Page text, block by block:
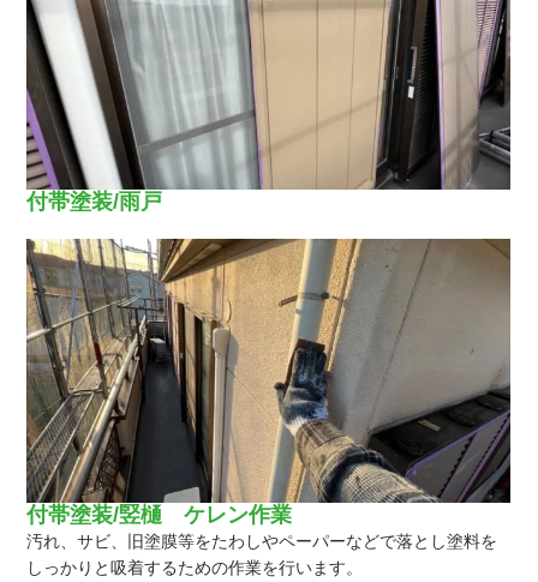
付帯塗装/雨戸
付帯塗装/竪樋 ケレン作業
汚れ、サビ、旧塗膜等をたわしやペーパーなどで落とし塗料を
しっかりと吸着するための作業を行います。